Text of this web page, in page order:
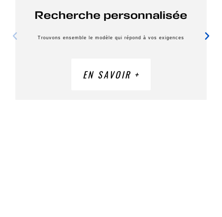
Recherche personnalisée
Trouvons ensemble le modèle qui répond à vos exigences
EN SAVOIR +